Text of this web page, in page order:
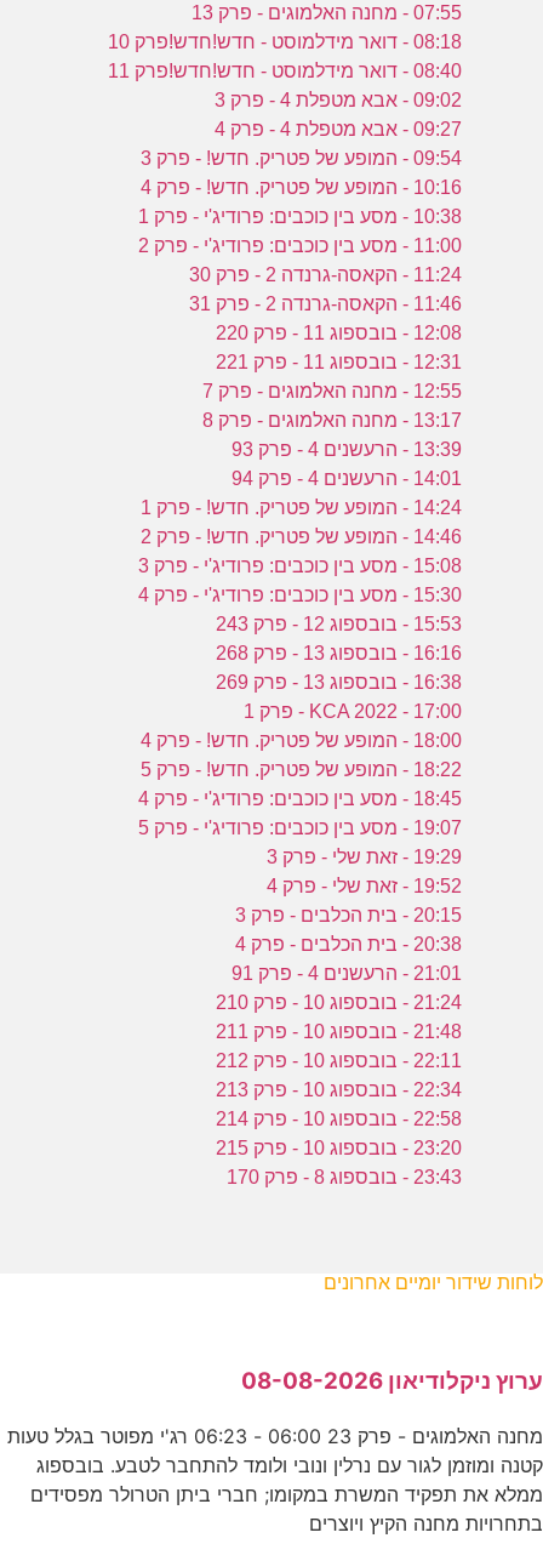
07:55 - מחנה האלמוגים - פרק 13
08:18 - דואר מידלמוסט - חדש!חדש!פרק 10
08:40 - דואר מידלמוסט - חדש!חדש!פרק 11
09:02 - אבא מטפלת 4 - פרק 3
09:27 - אבא מטפלת 4 - פרק 4
09:54 - המופע של פטריק. חדש! - פרק 3
10:16 - המופע של פטריק. חדש! - פרק 4
10:38 - מסע בין כוכבים: פרודיג'י - פרק 1
11:00 - מסע בין כוכבים: פרודיג'י - פרק 2
11:24 - הקאסה-גרנדה 2 - פרק 30
11:46 - הקאסה-גרנדה 2 - פרק 31
12:08 - בובספוג 11 - פרק 220
12:31 - בובספוג 11 - פרק 221
12:55 - מחנה האלמוגים - פרק 7
13:17 - מחנה האלמוגים - פרק 8
13:39 - הרעשנים 4 - פרק 93
14:01 - הרעשנים 4 - פרק 94
14:24 - המופע של פטריק. חדש! - פרק 1
14:46 - המופע של פטריק. חדש! - פרק 2
15:08 - מסע בין כוכבים: פרודיג'י - פרק 3
15:30 - מסע בין כוכבים: פרודיג'י - פרק 4
15:53 - בובספוג 12 - פרק 243
16:16 - בובספוג 13 - פרק 268
16:38 - בובספוג 13 - פרק 269
17:00 - KCA 2022 - פרק 1
18:00 - המופע של פטריק. חדש! - פרק 4
18:22 - המופע של פטריק. חדש! - פרק 5
18:45 - מסע בין כוכבים: פרודיג'י - פרק 4
19:07 - מסע בין כוכבים: פרודיג'י - פרק 5
19:29 - זאת שלי - פרק 3
19:52 - זאת שלי - פרק 4
20:15 - בית הכלבים - פרק 3
20:38 - בית הכלבים - פרק 4
21:01 - הרעשנים 4 - פרק 91
21:24 - בובספוג 10 - פרק 210
21:48 - בובספוג 10 - פרק 211
22:11 - בובספוג 10 - פרק 212
22:34 - בובספוג 10 - פרק 213
22:58 - בובספוג 10 - פרק 214
23:20 - בובספוג 10 - פרק 215
23:43 - בובספוג 8 - פרק 170
לוחות שידור יומיים אחרונים
ערוץ ניקלודיאון 08-08-2026
מחנה האלמוגים - פרק 23 06:00 - 06:23 רג'י מפוטר בגלל טעות
קטנה ומוזמן לגור עם נרלין ונובי ולומד להתחבר לטבע. בובספוג
ממלא את תפקיד המשרת במקומו; חברי ביתן הטרולר מפסידים
בתחרויות מחנה הקיץ ויוצרים